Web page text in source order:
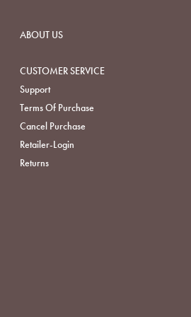
ABOUT US
CUSTOMER SERVICE
Support
Terms Of Purchase
Cancel Purchase
Retailer-Login
Returns